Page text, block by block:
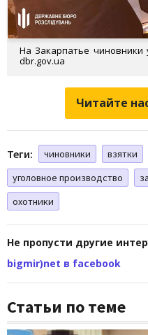
На Закарпатье чиновники
dbr.gov.ua
Читайте
Теги: чиновники взятки
уголовное производство
охотники
Не пропусти другие
bigmir)net в facebook
Статьи по теме